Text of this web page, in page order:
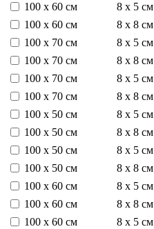
100 х 60 см
8 х 5 см
100 х 60 см
8 х 8 см
100 х 70 см
8 х 5 см
100 х 70 см
8 х 8 см
100 х 70 см
8 х 5 см
100 х 70 см
8 х 8 см
100 х 50 см
8 х 5 см
100 х 50 см
8 х 8 см
100 х 50 см
8 х 5 см
100 х 50 см
8 х 8 см
100 х 60 см
8 х 5 см
100 х 60 см
8 х 8 см
100 х 60 см
8 х 5 см